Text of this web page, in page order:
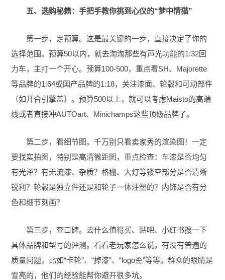
五、选购秘籍：手把手教你挑到心仪的“梦中情猫”
第一步，定预算。这是最关键的一步，直接决定了你的
选择范围。预算50以内，就去淘淘那些有声光功能的1:32回
力车，主打一个开心。预算100-500，重点看SH、Majorette
等品牌的1:64或国产品牌的1:18，关注漆面、轮毂和可动部件
（如开合引擎盖）。预算500以上，就可以考虑Maisto的高端
线或者直接冲AUTOart、Minichamps这些顶级品牌了。
第二步，看细节图。千万别只看卖家秀的渲染图！一定
要找实拍图，特别是高清微距图，重点检查：车漆是否均匀
有光泽？有无流漆、杂质？格栅、大灯等镂空部分是否清晰
锐利？轮毂是独立件还是和轮子一体注塑的？内饰是否有分
色和细节刻画？
第三步，查口碑。去什么值得买、贴吧、小红书搜一下
具体品牌和型号的评测。看看老玩家怎么说，有没有普遍的
质量问题，比如“卡轮”、“掉漆”、“logo歪”等等。群众的眼睛是
雪亮的，他们的经验能帮你避开很多坑。